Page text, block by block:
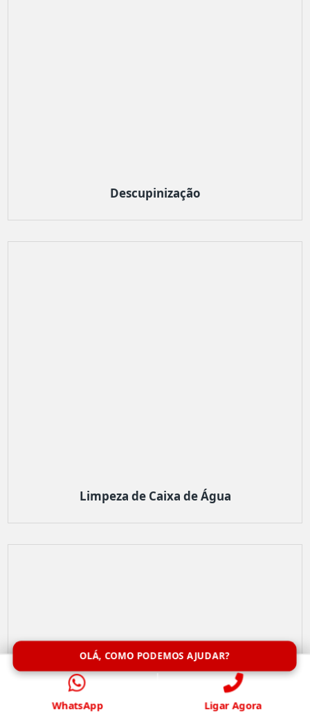
Descupinização
Limpeza de Caixa de Água
OLÁ, COMO PODEMOS AJUDAR?
WhatsApp Ligar Agora